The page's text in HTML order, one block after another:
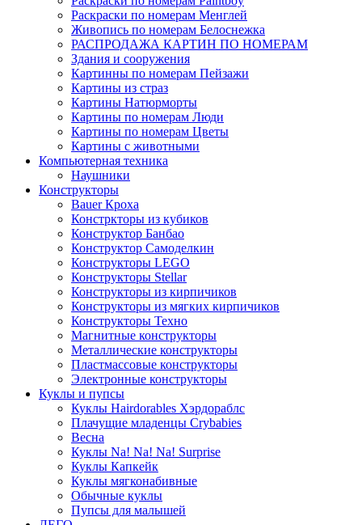
Раскраски по номерам Менглей
Живопись по номерам Белоснежка
РАСПРОДАЖА КАРТИН ПО НОМЕРАМ
Здания и сооружения
Картинны по номерам Пейзажи
Картины из страз
Картины Натюрморты
Картины по номерам Люди
Картины по номерам Цветы
Картины с животными
Компьютерная техника
Наушники
Конструкторы
Bauer Кроха
Констркторы из кубиков
Конструктор Банбао
Конструктор Самоделкин
Конструкторы LEGO
Конструкторы Stellar
Конструкторы из кирпичиков
Конструкторы из мягких кирпичиков
Конструкторы Техно
Магнитные конструкторы
Металлические конструкторы
Пластмассовые конструкторы
Электронные конструкторы
Куклы и пупсы
Куклы Hairdorables Хэрдораблс
Плачущие младенцы Crybabies
Весна
Куклы Na! Na! Na! Surprise
Куклы Капкейк
Куклы мягконабивные
Обычные куклы
Пупсы для малышей